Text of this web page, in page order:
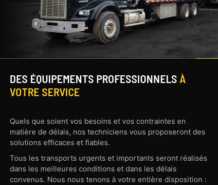
DES ÉQUIPEMENTS PROFESSIONNELS À
VOTRE SERVICE
Quels que soient vos besoins et vos contraintes en
matière de délais, nos techniciens vous proposeront des
solutions efficaces et fiables.
Tous les transports urgents et importants seront réalisés
dans les meilleures conditions et dans les délais
convenus. Nous nous tenons à votre entière disposition :